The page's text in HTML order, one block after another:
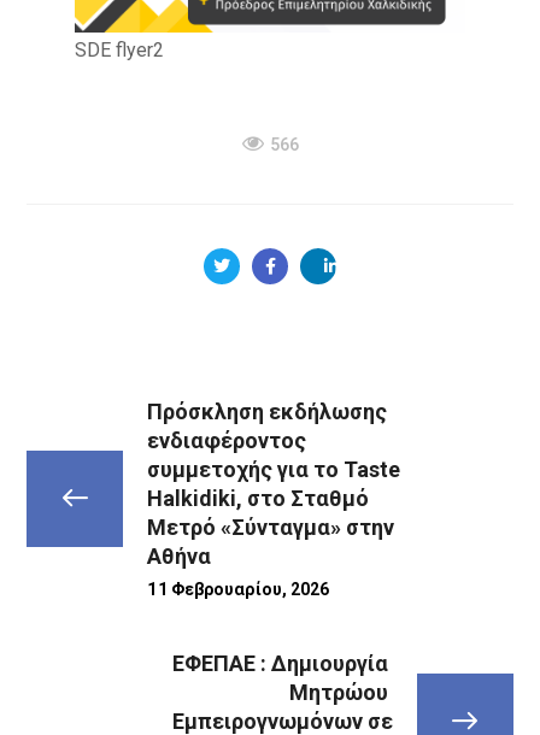
SDE flyer2
566
Πρόσκληση εκδήλωσης
ενδιαφέροντος
συμμετοχής για το Taste
Halkidiki, στο Σταθμό
Μετρό «Σύνταγμα» στην
Αθήνα
11 Φεβρουαρίου, 2026
ΕΦΕΠΑΕ : Δημιουργία
Μητρώου
Εμπειρογνωμόνων σε